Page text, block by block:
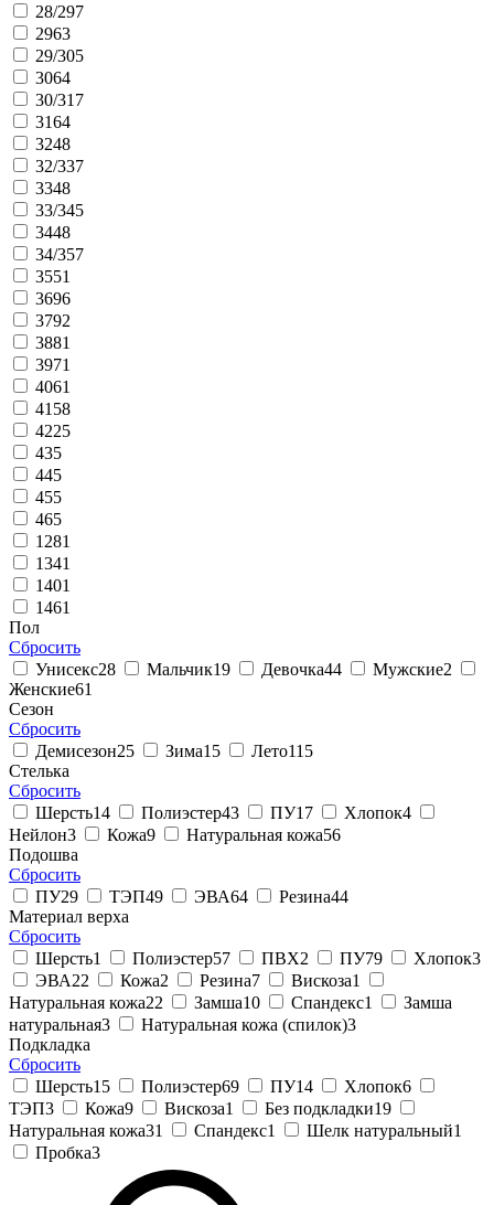
28/297
2963
29/305
3064
30/31 7
3164
3248
32/337
3348
33/345
3448
34/357
3551
3696
3792
3881
3971
4061
41 58
4225
435
445
455
465
1281
1341
1401
1461
Пол
Сбросить
Унисекс28 Мальчик19 Девочка44 Мужские2
Женские61
Сезон
Сбросить
Демисезон25 Зима15 Лето115
Стелька
Сбросить
Шерсть14 Полиэстер43 ПУ17 Хлопок4
Нейлон3 Кожа9 Натуральная кожа56
Подошва
Сбросить
ПУ29 ТЭП49 ЭВА64 Резина44
Материал верха
Сбросить
Шерсть1 Полиэстер57 ПВХ2 ПУ79 Хлопок3
ЭВА22 Кожа2 Резина7 Вискоза1
Натуральная кожа22 Замша10 Спандекс1
Замша
натуральная3 Натуральная кожа (спилок)3
Подкладка
Сбросить
Шерсть15 Полиэстер69 ПУ14 Хлопок6
ТЭП3 Кожа9 Вискоза1 Без подкладки19
Натуральная кожа31 Спандекс1 Шелк натуральный1
Пробка3